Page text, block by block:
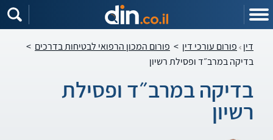
דין פורום עורכי דין > פורום המכון הרפואי לבטיחות בדרכים >
בדיקה במרב״ד ופסילת רשיון
בדיקה במרב״ד ופסילת
רשיון